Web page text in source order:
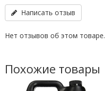
Написать отзыв
Нет отзывов об этом товаре.
Похожие товары